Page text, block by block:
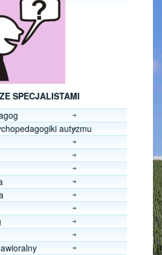
SPECJALISTAMI
autyzmu